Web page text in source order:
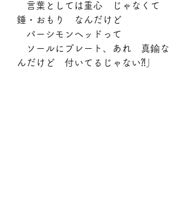
言葉としては重心　じゃなくて
錘・おもり　なんだけど
パーシモンヘッドって
ソールにプレート、あれ　真鍮な
んだけど　付いてるじゃない⁈」